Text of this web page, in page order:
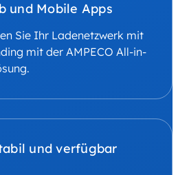
und Mobile Apps
Sie Ihr Ladenetzwerk mit
mit der AMPECO All-in-
und verfügbar